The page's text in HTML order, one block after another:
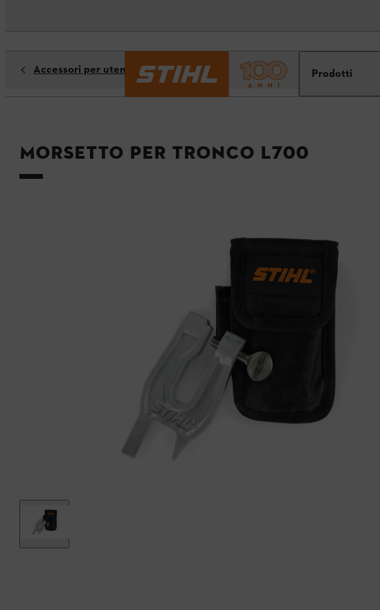
Prodotti
Accessori per utensili di taglio
Morsetto per tronco L700